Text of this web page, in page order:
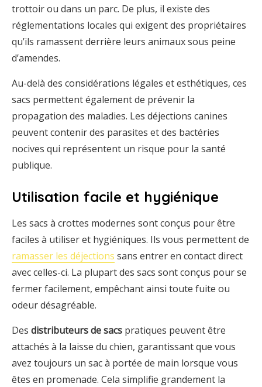
trottoir ou dans un parc. De plus, il existe des
réglementations locales qui exigent des propriétaires
qu’ils ramassent derrière leurs animaux sous peine
d’amendes.
Au-delà des considérations légales et esthétiques, ces
sacs permettent également de prévenir la
propagation des maladies. Les déjections canines
peuvent contenir des parasites et des bactéries
nocives qui représentent un risque pour la santé
publique.
Utilisation facile et hygiénique
Les sacs à crottes modernes sont conçus pour être
faciles à utiliser et hygiéniques. Ils vous permettent de
ramasser les déjections sans entrer en contact direct
avec celles-ci. La plupart des sacs sont conçus pour se
fermer facilement, empêchant ainsi toute fuite ou
odeur désagréable.
Des distributeurs de sacs pratiques peuvent être
attachés à la laisse du chien, garantissant que vous
avez toujours un sac à portée de main lorsque vous
êtes en promenade. Cela simplifie grandement la